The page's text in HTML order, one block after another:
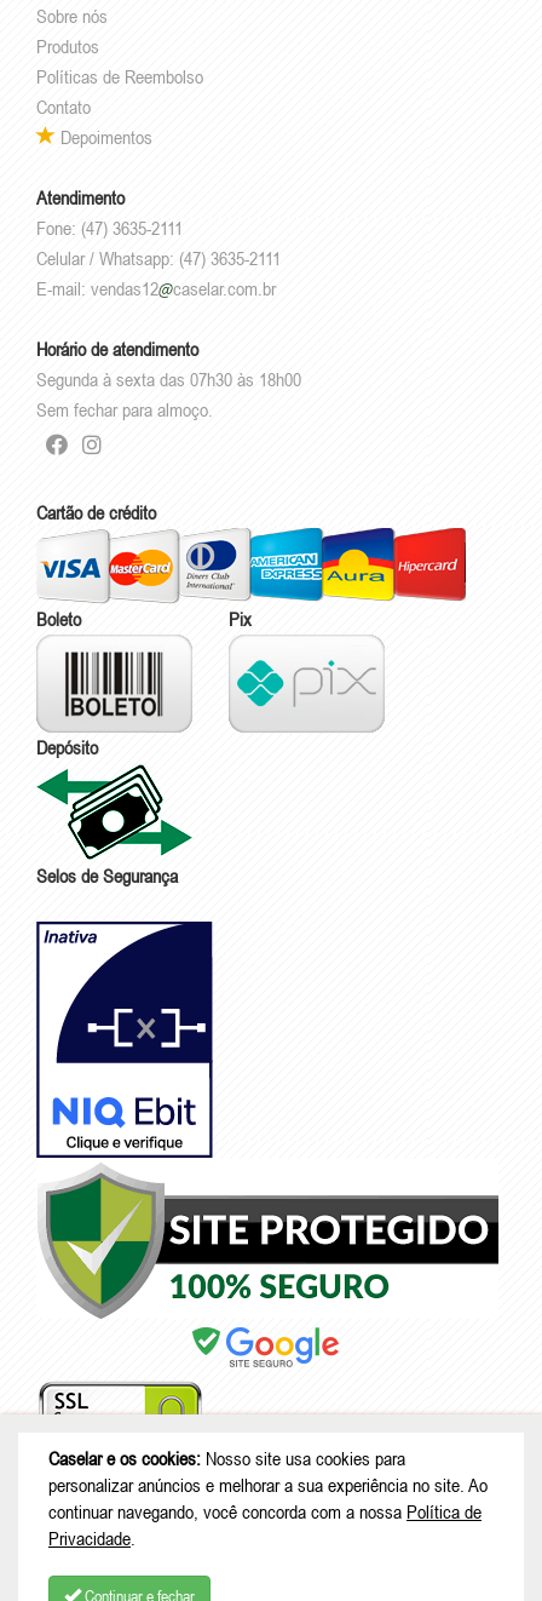
Sobre nós
Produtos
Políticas de Reembolso
Contato
Depoimentos
Atendimento
Fone: (47) 3635-2111
Celular / Whatsapp: (47) 3635-2111
E-mail: vendas12 caselar.com.br
Horário de atendimento
Segunda à sexta das 07h30 às 18h00
Sem fechar para almoço.
Cartão de crédito
Boleto Pix
Depósito
Selos de Segurança
© Copyright 2026 - Caselar - CNPJ: 05.101.950/0001-26 |Rodovia
Deputado Genésio Tureck, 222 - Boehmerwald - São Bento do Sul - SC
Caselar e os cookies: Nosso site usa cookies para
personalizar anúncios e melhorar a sua experiência no site. Ao
continuar navegando, você concorda com a nossa Política de
Privacidade
Continuar e fechar